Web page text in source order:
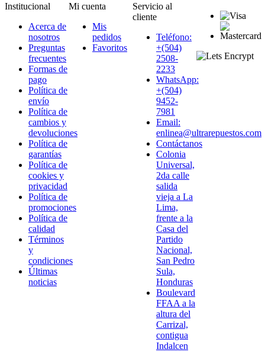
Institucional
Acerca de
nosotros
Preguntas
frecuentes
Formas de
pago
Política de
envío
Política de
cambios y
devoluciones
Política de
garantías
Política de
cookies y
privacidad
Política de
promociones
Política de
calidad
Términos
y
condiciones
Últimas
noticias
Mi cuenta
Mis
pedidos
Favoritos
Servicio al
cliente
Teléfono:
+(504)
2508-
2233
WhatsApp:
+(504)
9452-
7981
Email:
enlinea@ultrarepuestos.com
Contáctanos
Colonia
Universal,
2da calle
salida
vieja a La
Lima,
frente a la
Casa del
Partido
Nacional,
San Pedro
Sula,
Honduras
Boulevard
FFAA a la
altura del
Carrizal,
contigua
Indalcen